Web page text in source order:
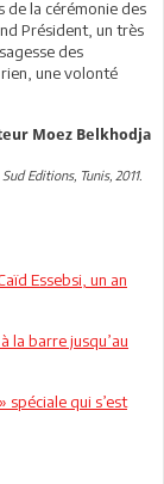
de la cérémonie des
Président, un très
des
rien, une volonté
Moez Belkhodja
Editions, Tunis, 2011.
Essebsi, un an
la barre jusqu’au
spéciale qui s’est